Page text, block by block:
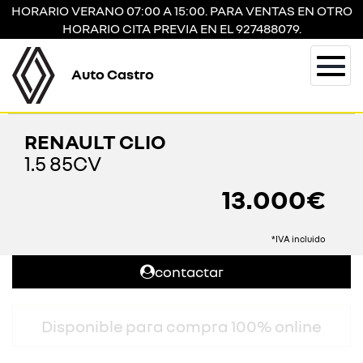
HORARIO VERANO 07:00 A 15:00. PARA VENTAS EN OTRO
HORARIO CITA PREVIA EN EL 927488079.
Auto Castro
RENAULT CLIO
1.5 85CV
13.000€
*IVA incluido
contactar
Disponible para compra 100% online